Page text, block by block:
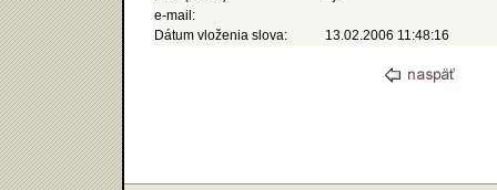
e-mail:
Dátum vloženia slova:
13.02.2006 11:48:16